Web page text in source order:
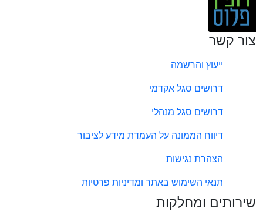
צור קשר
ייעוץ והרשמה
דרושים סגל אקדמי
דרושים סגל מנהלי
דיווח הממונה על העמדת מידע לציבור
הצהרת נגישות
תנאי השימוש באתר ומדיניות פרטיות
שירותים ומחלקות